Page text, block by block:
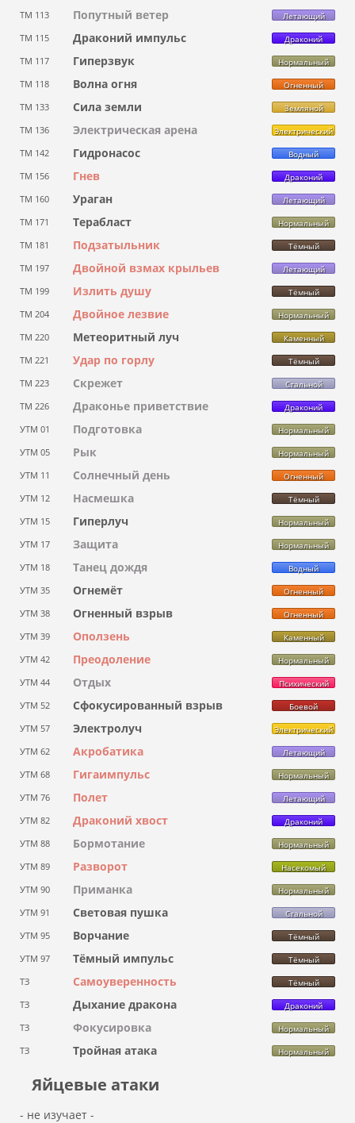
ТМ 113 Попутный ветер Летающий
ТМ 115 Драконий импульс Драконий
ТМ 117 Гиперзвук Нормальный
ТМ 118 Волна огня Огненный
ТМ 133 Сила земли Земляной
ТМ 136 Электрическая арена Электрический
ТМ 142 Гидронасос Водный
ТМ 156 Гнев Драконий
ТМ 160 Ураган Летающий
ТМ 171 Терабласт Нормальный
ТМ 181 Подзатыльник Тёмный
ТМ 197 Двойной взмах крыльев Летающий
ТМ 199 Излить душу Тёмный
ТМ 204 Двойное лезвие Нормальный
ТМ 220 Метеоритный луч Каменный
ТМ 221 Удар по горлу Тёмный
ТМ 223 Скрежет Стальной
ТМ 226 Драконье приветствие Драконий
УТМ 01 Подготовка Нормальный
УТМ 05 Рык Нормальный
УТМ 11 Солнечный день Огненный
УТМ 12 Насмешка Тёмный
УТМ 15 Гиперлуч Нормальный
УТМ 17 Защита Нормальный
УТМ 18 Танец дождя Водный
УТМ 35 Огнемёт Огненный
УТМ 38 Огненный взрыв Огненный
УТМ 39 Оползень Каменный
УТМ 42 Преодоление Нормальный
УТМ 44 Отдых Психический
УТМ 52 Сфокусированный взрыв Боевой
УТМ 57 Электролуч Электрический
УТМ 62 Акробатика Летающий
УТМ 68 Гигаимпульс Нормальный
УТМ 76 Полет Летающий
УТМ 82 Драконий хвост Драконий
УТМ 88 Бормотание Нормальный
УТМ 89 Разворот Насекомый
УТМ 90 Приманка Нормальный
УТМ 91 Световая пушка Стальной
УТМ 95 Ворчание Тёмный
УТМ 97 Тёмный импульс Тёмный
ТЗ Самоуверенность Тёмный
ТЗ Дыхание дракона Драконий
ТЗ Фокусировка Нормальный
ТЗ Тройная атака Нормальный
Яйцевые атаки
- не изучает -